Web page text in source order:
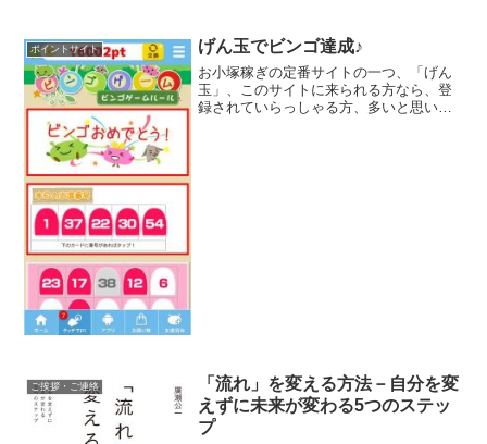
ポイントサイト げん玉でビンゴ達成♪
お小塚稼ぎの定番サイトの一つ、「げん
玉」、このサイトに来られる方なら、登
録されていらっしゃる方、多いと思いま
ご挨拶・ご連絡
「流れ」を変える方法－自分を変
えずに未来が変わる5つのステッ
プ